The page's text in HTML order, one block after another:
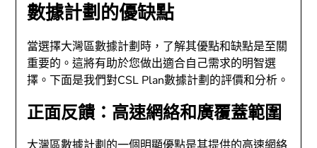
數據計劃的優缺點
當選擇大灣區數據計劃時，了解其優點和缺點是至關
重要的。這將有助於您做出適合自己需求的明智選
擇。下面是我們對CSL Plan數據計劃的評價和分析。
正面反饋：高速網絡和廣覆蓋範圍